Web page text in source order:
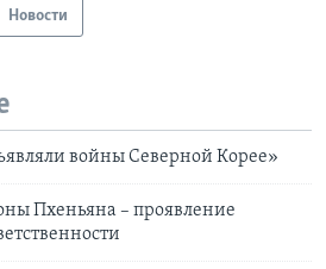
Новости
войны Северной Корее»
Пхеньяна – проявление